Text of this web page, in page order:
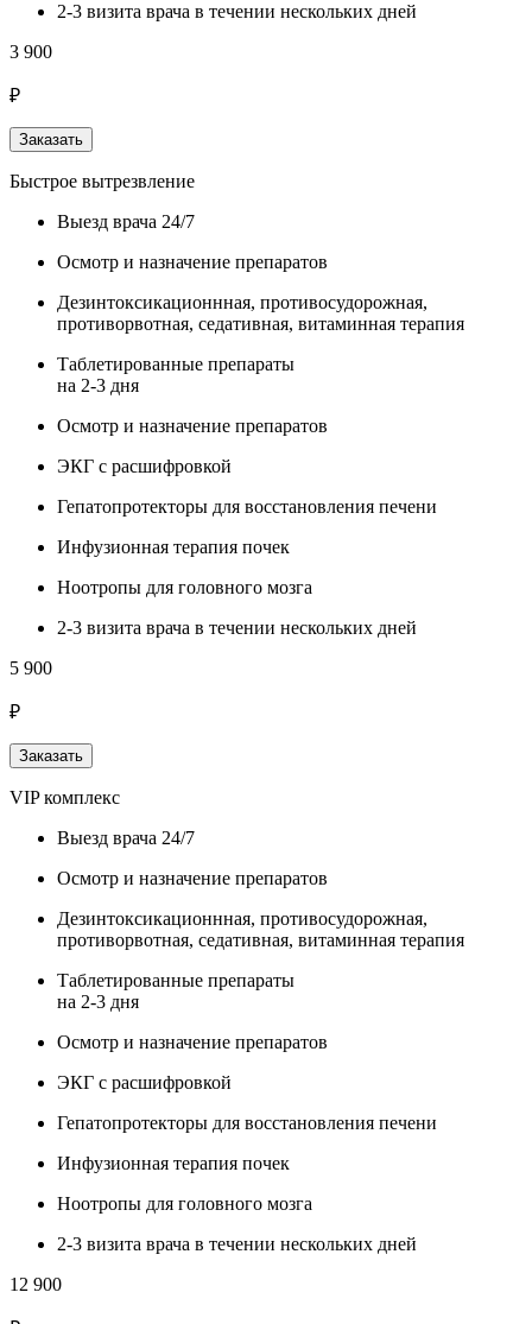
2-3 визита врача в течении нескольких дней
3 900
₽
Заказать
Быстрое вытрезвление
Выезд врача 24/7
Осмотр и назначение препаратов
Дезинтоксикационнная, противосудорожная,
противорвотная, седативная, витаминная терапия
Таблетированные препараты
на 2-3 дня
Осмотр и назначение препаратов
ЭКГ с расшифровкой
Гепатопротекторы для восстановления печени
Инфузионная терапия почек
Ноотропы для головного мозга
2-3 визита врача в течении нескольких дней
5 900
₽
Заказать
VIP комплекс
Выезд врача 24/7
Осмотр и назначение препаратов
Дезинтоксикационнная, противосудорожная,
противорвотная, седативная, витаминная терапия
Таблетированные препараты
на 2-3 дня
Осмотр и назначение препаратов
ЭКГ с расшифровкой
Гепатопротекторы для восстановления печени
Инфузионная терапия почек
Ноотропы для головного мозга
2-3 визита врача в течении нескольких дней
12 900